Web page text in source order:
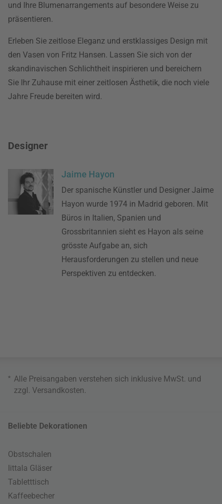
und Ihre Blumenarrangements auf besondere Weise zu
präsentieren.
Erleben Sie zeitlose Eleganz und erstklassiges Design mit
den Vasen von Fritz Hansen. Lassen Sie sich von der
skandinavischen Schlichtheit inspirieren und bereichern
Sie Ihr Zuhause mit einer zeitlosen Ästhetik, die noch viele
Jahre Freude bereiten wird.
Designer
Jaime Hayon
Der spanische Künstler und Designer Jaime
Hayon wurde 1974 in Madrid geboren. Mit
Büros in Italien, Spanien und
Grossbritannien sieht es Hayon als seine
grösste Aufgabe an, sich
Herausforderungen zu stellen und neue
Perspektiven zu entdecken.
* Alle Preisangaben verstehen sich inklusive MwSt. und
zzgl. Versandkosten.
Beliebte Dekorationen
Obstschalen
Iittala Gläser
Tabletttisch
Kaffeebecher